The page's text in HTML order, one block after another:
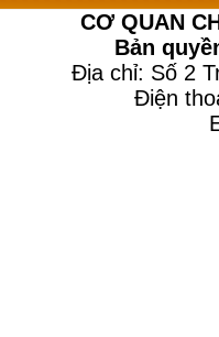
CƠ QUAN
Bản
Địa chỉ: Số 2
Điện